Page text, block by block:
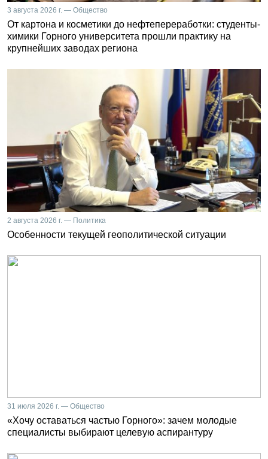
3 августа 2026 г. — Общество
От картона и косметики до нефтепереработки: студенты-
химики Горного университета прошли практику на
крупнейших заводах региона
2 августа 2026 г. — Политика
Особенности текущей геополитической ситуации
31 июля 2026 г. — Общество
«Хочу оставаться частью Горного»: зачем молодые
специалисты выбирают целевую аспирантуру